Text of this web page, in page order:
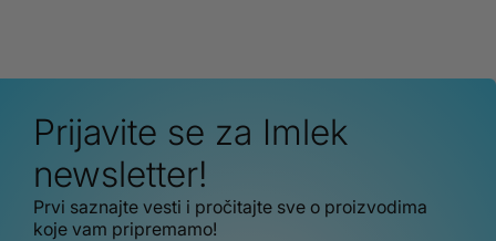
Prijavite se za Imlek
newsletter!
Prvi saznajte vesti i pročitajte sve o proizvodima
koje vam pripremamo!